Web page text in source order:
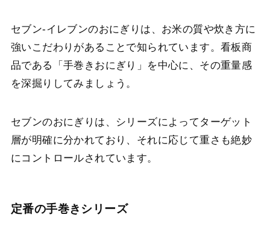
セブン-イレブンのおにぎりは、お米の質や炊き方に
強いこだわりがあることで知られています。看板商
品である「手巻きおにぎり」を中心に、その重量感
を深掘りしてみましょう。
セブンのおにぎりは、シリーズによってターゲット
層が明確に分かれており、それに応じて重さも絶妙
にコントロールされています。
定番の手巻きシリーズ